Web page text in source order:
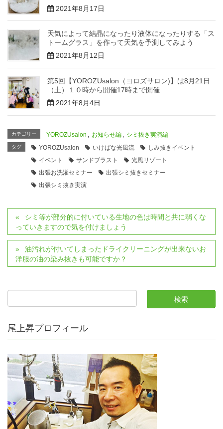
2021年8月17日
天気によって結晶になったり液体になったりする「ス
トームグラス」を作って天気を予測してみよう
2021年8月12日
第5回【YOROZUsalon（ヨロズサロン)】は8月21日
（土）１０時から開催17時まで開催
2021年8月4日
カテゴリー YOROZUsalon , お知らせ編 , シミ抜き実演編
タグ YOROZUsalon いけばな光風流
しみ抜きイベント
イベント
サンドブラスト
光風リゾート
出張お洗濯セミナー
出張シミ抜きセミナー
出張シミ抜き実演
シミ等が部分的に付いている生地の色は時間と共に弱くな
っていきますので気を付けましょう
油汚れが付いてしまったドライクリーニングが出来ないお
洋服の油の染み抜きも可能ですか？
尾上昇プロフィール